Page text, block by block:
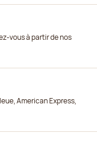
vous à partir de nos
American Express,